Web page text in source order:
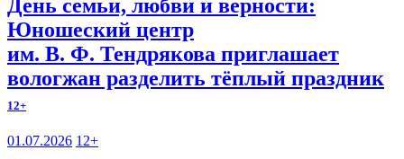
День семьи, любви и верности:
Юношеский центр
им. В. Ф. Тендрякова приглашает
вологжан разделить тёплый праздник
12+
01.07.2026 12+